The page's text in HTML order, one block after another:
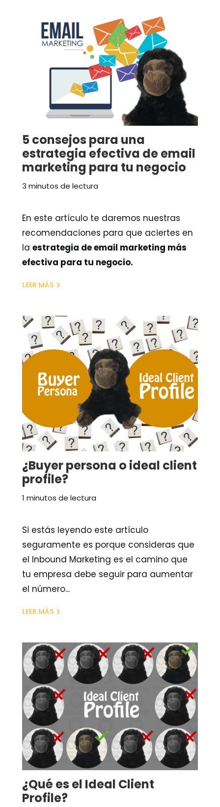
5 consejos para una
estrategia efectiva de email
marketing para tu negocio
3 minutos de lectura
En este artículo te daremos nuestras
recomendaciones para que aciertes en
la estrategia de email marketing más
efectiva para tu negocio.
LEER MÁS
¿Buyer persona o ideal client
profile?
1 minutos de lectura
Si estás leyendo este artículo
seguramente es porque consideras que
el Inbound Marketing es el camino que
tu empresa debe seguir para aumentar
el número...
LEER MÁS
¿Qué es el Ideal Client
Profile?